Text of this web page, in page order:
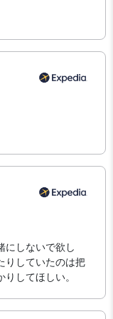
にしないで欲し
りしていたのは把
してほしい。